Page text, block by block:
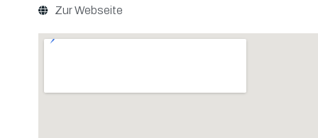
Zur Webseite